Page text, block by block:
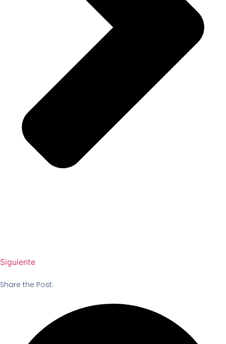
Siguiente
Share the Post: